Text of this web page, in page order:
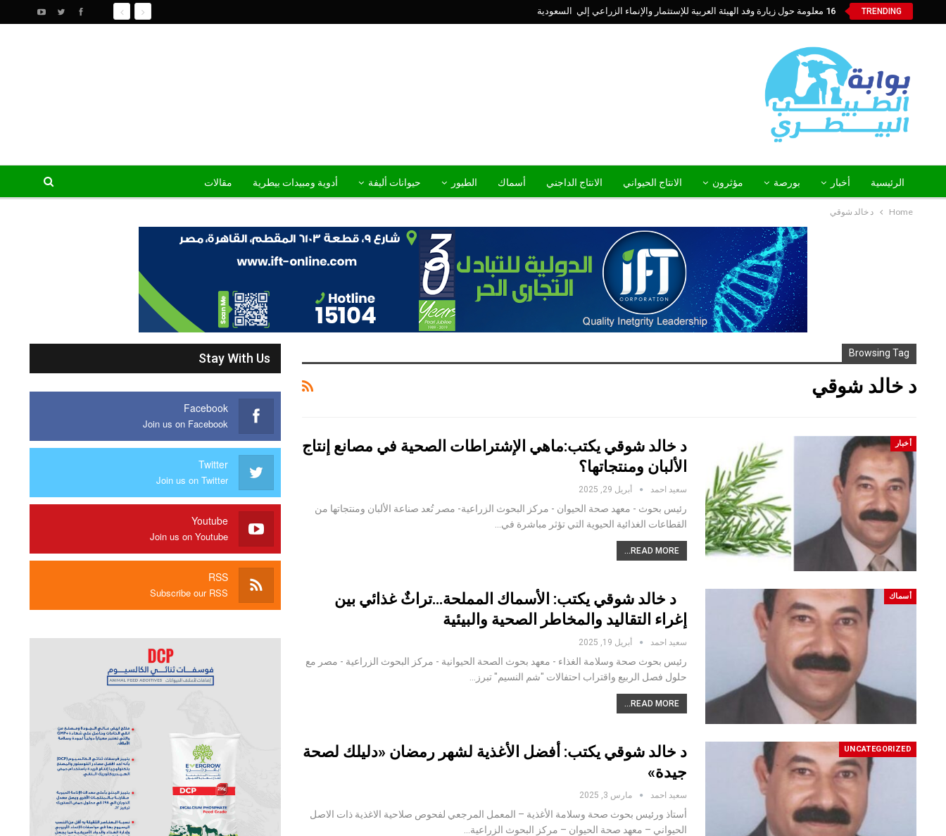
TRENDING 16 معلومة حول زيارة وفد الهيئة العربية للإستثمار والإنماء الزراعي إلي السعودية
الرئيسية أخبار بورصة مؤثرون الانتاج الحيواني الانتاج الداجني أسماك الطيور حيوانات أليفة أدوية ومبيدات بيطرية مقالات
Home د خالد شوقي
Browsing Tag
د خالد شوقي
أخبار
د خالد شوقي يكتب:ماهي الإشتراطات الصحية في مصانع إنتاج
الألبان ومنتجاتها؟
سعيد احمد أبريل 29, 2025
رئيس بحوث - معهد صحة الحيوان - مركز البحوث الزراعية- مصر تُعد صناعة الألبان ومنتجاتها من
القطاعات الغذائية الحيوية التي تؤثر مباشرة في…
READ MORE...
أسماك
د خالد شوقي يكتب: الأسماك المملحة…تراثٌ غذائي بين
إغراء التقاليد والمخاطر الصحية والبيئية
سعيد احمد أبريل 19, 2025
رئيس بحوث صحة وسلامة الغذاء - معهد بحوث الصحة الحيوانية - مركز البحوث الزراعية - مصر مع
حلول فصل الربيع واقتراب احتفالات "شم النسيم" تبرز…
READ MORE...
UNCATEGORIZED
د خالد شوقي يكتب: أفضل الأغذية لشهر رمضان «دليلك لصحة
جيدة»
سعيد احمد مارس 3, 2025
أستاذ ورئيس بحوث صحة وسلامة الأغذية – المعمل المرجعي لفحوص صلاحية الاغذية ذات الاصل
الحيواني – معهد صحة الحيوان – مركز البحوث الزراعية…
Stay With Us
Facebook
Join us on Facebook
Twitter
Join us on Twitter
Youtube
Join us on Youtube
RSS
Subscribe our RSS